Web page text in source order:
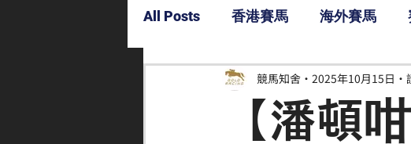
All Posts 香港賽馬 海外賽馬
Bobby 超仔 Tony
【潘頓
競馬知舍 2025年10月15日